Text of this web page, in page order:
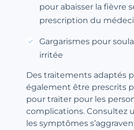
pour abaisser la fièvre
prescription du
Gargarismes pour
irritée
Des traitements adaptés
également être prescrits
pour traiter pour les
complications. Consultez
les symptômes